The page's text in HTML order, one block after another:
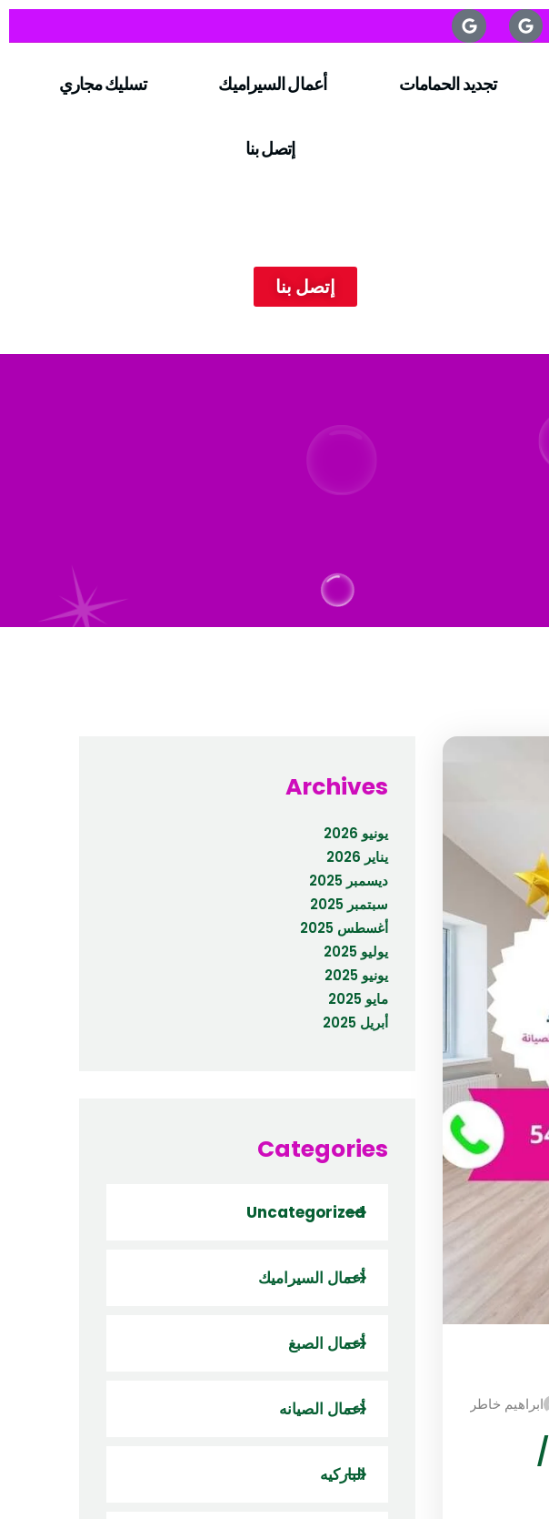
تجديد الحمامات أعمال السيراميك تسليك مجاري
إتصل بنا
إتصل بنا
ابراهيم خاطر
أفضل شركات تركيب باركيه في دبي/0547971907/
Archives
يونيو 2026
يناير 2026
ديسمبر 2025
سبتمبر 2025
أغسطس 2025
يوليو 2025
يونيو 2025
مايو 2025
أبريل 2025
Categories
Uncategorized
أعمال السيراميك
أعمال الصبغ
أعمال الصيانه
الباركيه